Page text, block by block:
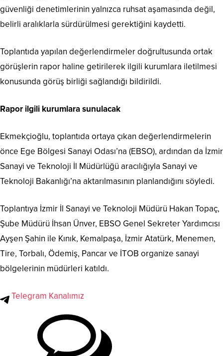
güvenliği denetimlerinin yalnızca ruhsat aşamasında değil,
belirli aralıklarla sürdürülmesi gerektiğini kaydetti.
Toplantıda yapılan değerlendirmeler doğrultusunda ortak
görüşlerin rapor haline getirilerek ilgili kurumlara iletilmesi
konusunda görüş birliği sağlandığı bildirildi.
Rapor ilgili kurumlara sunulacak
Ekmekçioğlu, toplantıda ortaya çıkan değerlendirmelerin
önce Ege Bölgesi Sanayi Odası’na (EBSO), ardından da İzmir
Sanayi ve Teknoloji İl Müdürlüğü aracılığıyla Sanayi ve
Teknoloji Bakanlığı’na aktarılmasının planlandığını söyledi.
Toplantıya İzmir İl Sanayi ve Teknoloji Müdürü Hakan Topaç,
Şube Müdürü İhsan Ünver, EBSO Genel Sekreter Yardımcısı
Ayşen Şahin ile Kınık, Kemalpaşa, İzmir Atatürk, Menemen,
Tire, Torbalı, Ödemiş, Pancar ve İTOB organize sanayi
bölgelerinin müdürleri katıldı.
Telegram Kanalımız